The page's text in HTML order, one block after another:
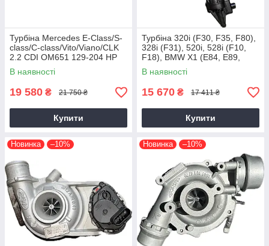
Турбіна Mercedes E-Class/S-
class/C-class/Vito/Viano/CLK
2.2 CDI OM651 129-204 HP
В наявності
19 580 ₴ 21 750 ₴
Купити
Турбіна 320i (F30, F35, F80),
328i (F31), 520i, 528i (F10,
F18), BMW X1 (E84, E89,
F25) N20B20, 2011+, 2.0 L
В наявності
15 670 ₴ 17 411 ₴
Купити
Новинка –10% Новинка –10%